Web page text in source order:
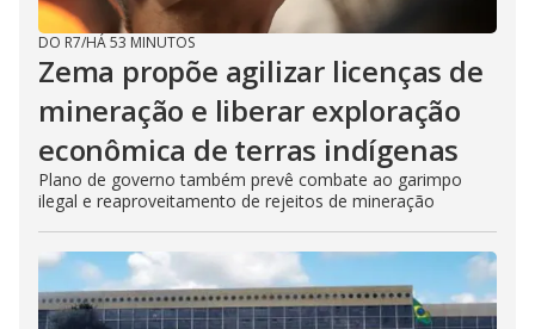
DO R7/HÁ 53 MINUTOS
Zema propõe agilizar licenças de
mineração e liberar exploração
econômica de terras indígenas
Plano de governo também prevê combate ao garimpo
ilegal e reaproveitamento de rejeitos de mineração